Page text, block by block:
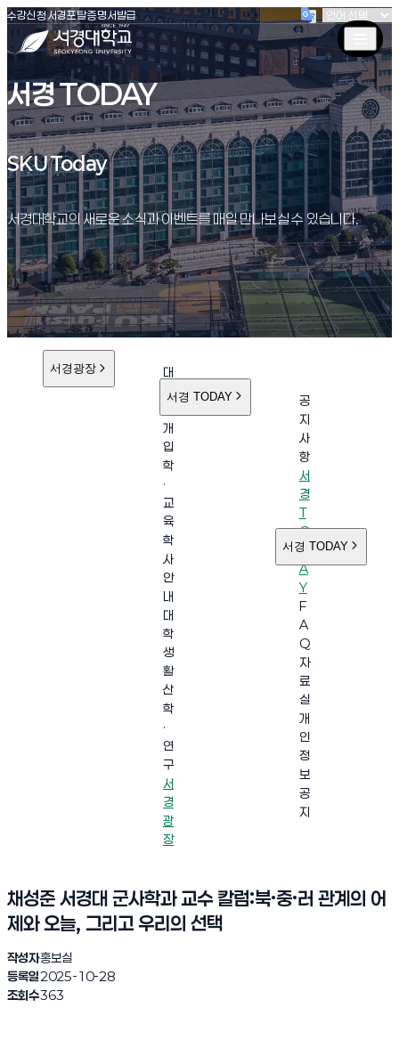
서경대학교
수강신청(새창 열림)
서경포탈(새창 열림)
증명서발급(새창 열림)
서경 TODAY
SKU Today
SKU Today
서경대학교의 새로운 소식과 이벤트를 매일 만나보실 수 있습니다.
서경광장
대
학
개
입
학
·
교
육
학
사
안
내
대
학
생
활
산
학
·
연
구
서
경
광
장
서경 TODAY
공
지
사
항
서
경
T
O
D
A
Y
F
A
Q
자
료
실
개
인
정
보
공
지
서경 TODAY
채성준 서경대 군사학과 교수 칼럼:북·중·러 관계의 어
제와 오늘, 그리고 우리의 선택
작성자홍보실
등록일2025-10-28
조회수363